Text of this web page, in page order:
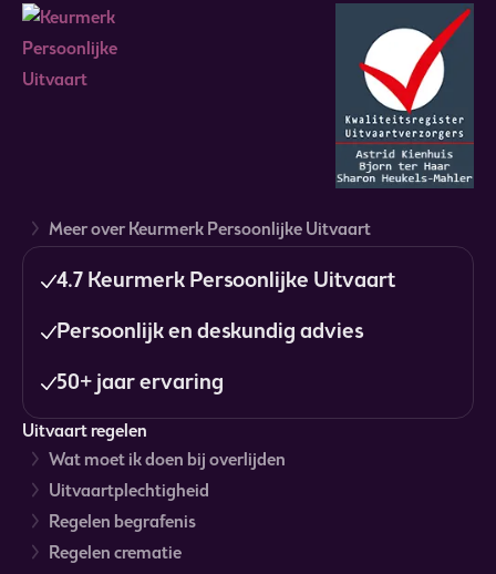
Meer over Keurmerk Persoonlijke Uitvaart
4.7 Keurmerk Persoonlijke Uitvaart
Persoonlijk en deskundig advies
50+ jaar ervaring
Uitvaart regelen
Wat moet ik doen bij overlijden
Uitvaartplechtigheid
Regelen begrafenis
Regelen crematie